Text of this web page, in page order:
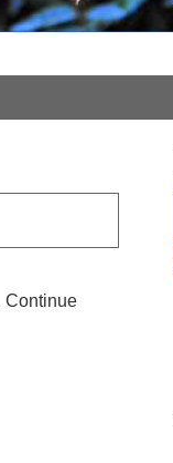
Continue